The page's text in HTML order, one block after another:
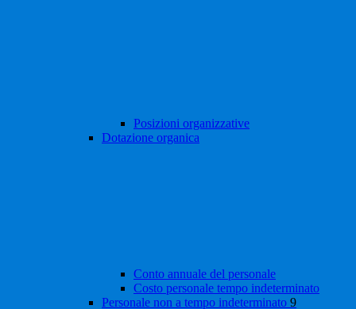
Posizioni organizzative
Dotazione organica
Conto annuale del personale
Costo personale tempo indeterminato
Personale non a tempo indeterminato 9